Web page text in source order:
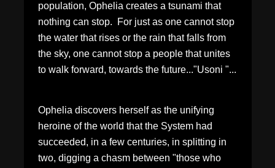
population, Ophelia creates a tsunami that
nothing can stop. For just as one cannot stop
the water that rises or the rain that falls from
the sky, one cannot stop a people that unites
to walk forward, towards the future..."Usoni "...
Ophelia discovers herself as the unifying
heroine of the world that the System had
succeeded, in a few centuries, in splitting in
two, digging a chasm between "those who